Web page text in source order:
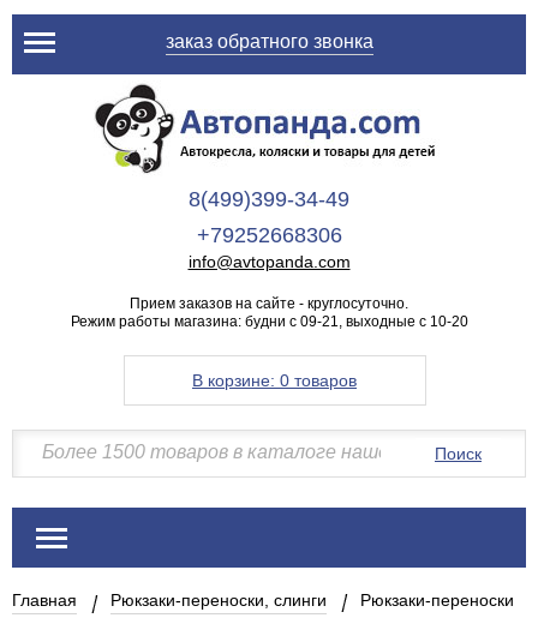
заказ обратного звонка
8(499)399-34-49
+79252668306
info@avtopanda.com
Прием заказов на сайте - круглосуточно.
Режим работы магазина: будни с 09-21, выходные с 10-20
В корзине: 0 товаров
Поиск
Главная Рюкзаки-переноски, слинги Рюкзаки-переноски